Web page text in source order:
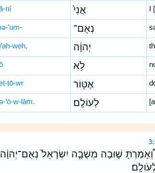
nî אֲנִי֙ I
’um- נְאֻם־
weh, יְהוָ֔ה
לֹ֥א
ṭō-wr אֶטּ֖וֹר
‘ō-w-lām. לְעוֹלָֽם׃
שׁ֣וּבָה מְשֻׁבָ֤ה יִשְׂרָאֵל֙ נְאֻם־יְהוָ֔ה